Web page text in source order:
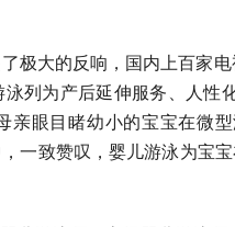
极大的反响，国内上百家
列为产后延伸服务、人性
亲眼目睹幼小的宝宝在微
一致赞叹，婴儿游泳为宝